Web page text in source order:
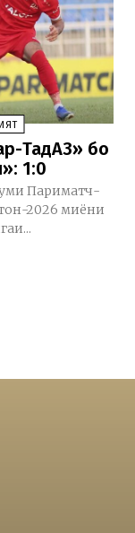
ТадАЗ» бо
1:0
Париматч-
2026 миёни